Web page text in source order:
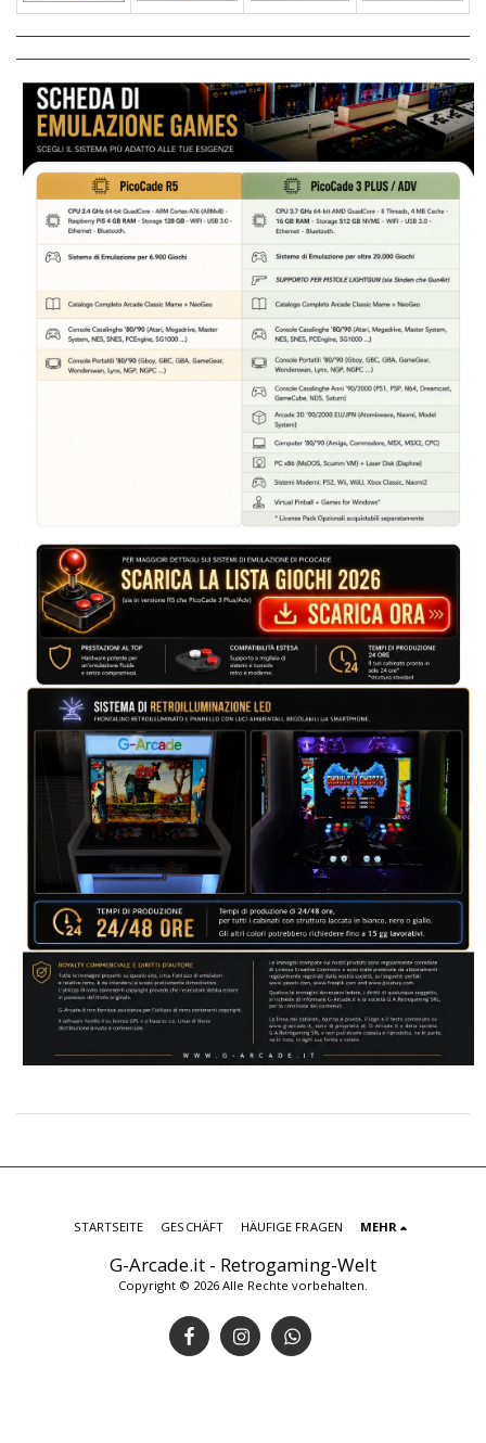
G-Arcade.it - Retrogaming-Welt
Copyright © 2026 Alle Rechte vorbehalten.
STARTSEITE GESCHÄFT HÄUFIGE FRAGEN MEHR